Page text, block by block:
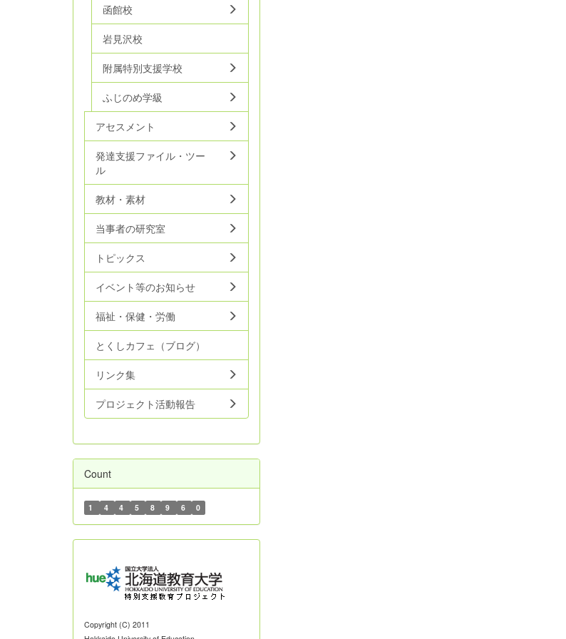
函館校
岩見沢校
附属特別支援学校
ふじのめ学級
アセスメント
発達支援ファイル・ツー
ル
教材・素材
当事者の研究室
トピックス
イベント等のお知らせ
福祉・保健・労働
とくしカフェ（ブログ）
リンク集
プロジェクト活動報告
Count
1 4 4 5 8 9 6 0
Copyright (C) 2011